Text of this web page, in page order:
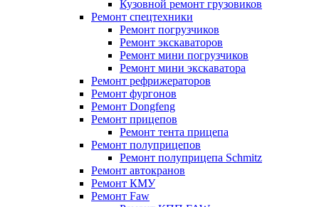
Кузовной ремонт грузовиков
Ремонт спецтехники
Ремонт погрузчиков
Ремонт экскаваторов
Ремонт мини погрузчиков
Ремонт мини экскаватора
Ремонт рефрижераторов
Ремонт фургонов
Ремонт Dongfeng
Ремонт прицепов
Ремонт тента прицепа
Ремонт полуприцепов
Ремонт полуприцепа Schmitz
Ремонт автокранов
Ремонт КМУ
Ремонт Faw